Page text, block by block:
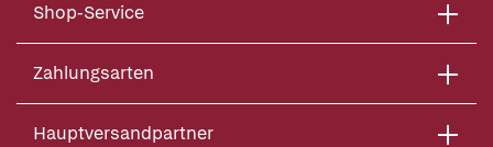
Shop-Service
Zahlungsarten
Hauptversandpartner